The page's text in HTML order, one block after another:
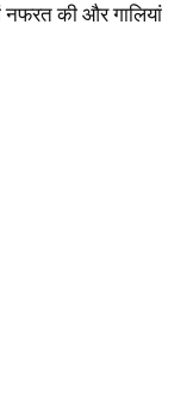
नफरत की और गालियां